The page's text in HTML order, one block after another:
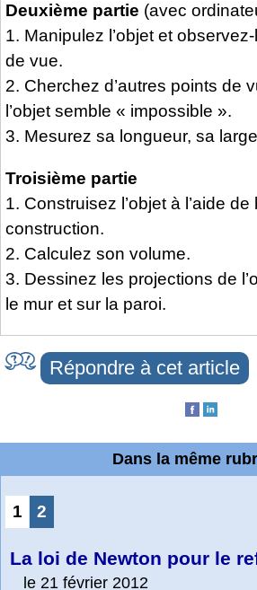
Deuxième partie (avec
1. Manipulez l’objet et
de vue.
2. Cherchez d’autres points de
l’objet semble « impossible ».
3. Mesurez sa longueur, sa
Troisième partie
1. Construisez l’objet à l’aide de
construction.
2. Calculez son volume.
3. Dessinez les projections de
le mur et sur la paroi.
Répondre à cet article
Dans la même
1 2
La loi de Newton pour le
le 21 février 2012